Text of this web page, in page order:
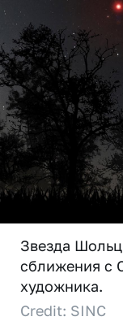
Звезда
сближения с
художника.
Credit: SINC